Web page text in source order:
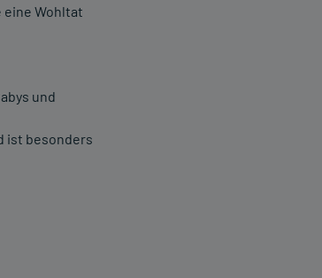
eine Wohltat
und
ist besonders